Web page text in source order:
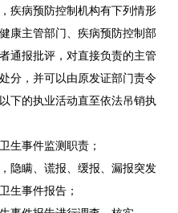
疾病预防控制机构有下列情形
康主管部门、疾病预防控制部
通报批评，对直接负责的主管
分，并可以由原发证部门责令
下的执业活动直至依法吊销执
生事件监测职责；
隐瞒、谎报、缓报、漏报突发
生事件报告；